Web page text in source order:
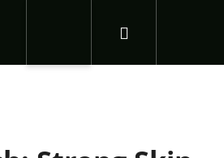
Dárkové inspirace
Přihlášení